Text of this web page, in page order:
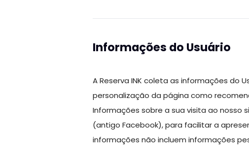
Informações do Usuário
A Reserva INK coleta as informações do
personalização da página como
Informações sobre a sua visita ao nosso
(antigo Facebook), para facilitar a
informações não incluem informações